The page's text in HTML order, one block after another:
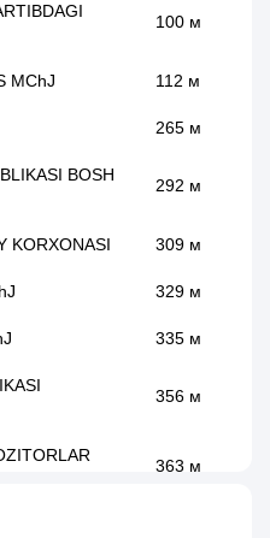
100 м
MChJ 112 м
265 м
BOSH
292 м
KORXONASI 309 м
329 м
335 м
356 м
363 м
FANLAR